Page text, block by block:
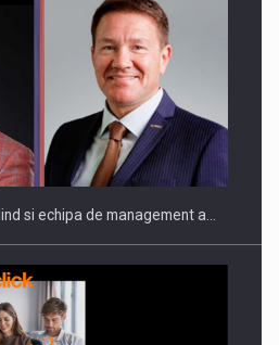
TO DELIVER TECHNOLOGY FOR
si echipa de management a…